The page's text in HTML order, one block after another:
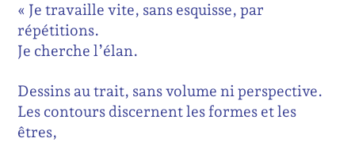
« Je travaille vite, sans esquisse, par
répétitions.
Je cherche l’élan.
Dessins au trait, sans volume ni perspective.
Les contours discernent les formes et les
êtres,